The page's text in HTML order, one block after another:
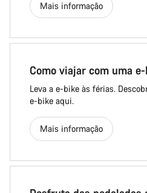
Mais informação
Como viajar com uma
Leva a e-bike às férias.
e-bike aqui.
Mais informação